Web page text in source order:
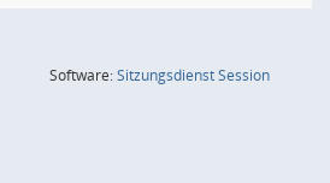
Software:SitzungsdienstSession(Wird in